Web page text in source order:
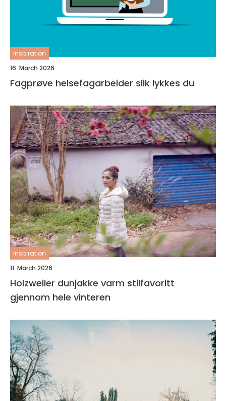
inspiration
16. March 2026
Fagprøve helsefagarbeider slik lykkes du
inspiration
11. March 2026
Holzweiler dunjakke varm stilfavoritt
gjennom hele vinteren